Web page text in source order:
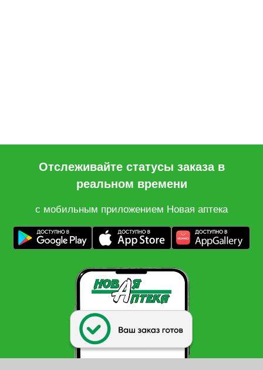
Отслеживайте статусы заказа в
реальном времени
с мобильным приложением Новая аптека